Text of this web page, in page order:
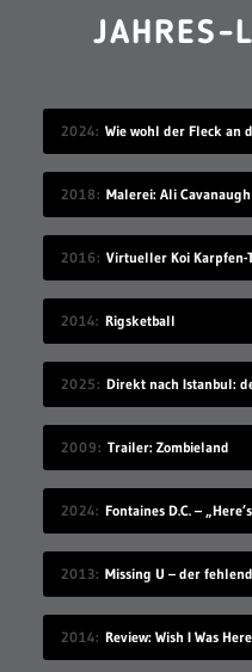
JAHRES-
2024
2018 Malerei: Ali Cavanaugh
2016 Virtueller Koi Karpfen-
2014 Rigsketball
2025
2009 Trailer: Zombieland
2024 Fontaines D.C. –
2013 Missing U – der
2014 Review: Wish I Was